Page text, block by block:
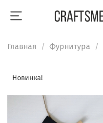
Главная Фурнитура
Новинка!